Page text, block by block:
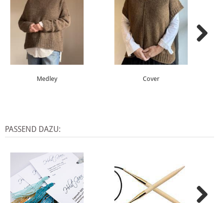
Medley Cover
PASSEND DAZU: